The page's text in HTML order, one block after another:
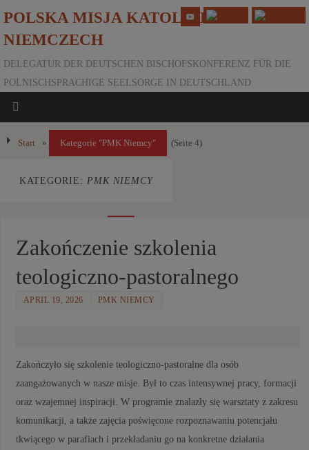
POLSKA MISJA KATOLICKA W
NIEMCZECH
DELEGATUR DER DEUTSCHEN BISCHOFSKONFERENZ FÜR DIE
POLNISCHSPRACHIGE SEELSORGE IN DEUTSCHLAND
Start » Kategorie "PMK Niemcy" (Seite 4)
KATEGORIE: PMK NIEMCY
Zakończenie szkolenia
teologiczno-pastoralnego
APRIL 19, 2026 PMK NIEMCY
Zakończyło się szkolenie teologiczno-pastoralne dla osób
zaangażowanych w nasze misje. Był to czas intensywnej pracy, formacji
oraz wzajemnej inspiracji. W programie znalazły się warsztaty z zakresu
komunikacji, a także zajęcia poświęcone rozpoznawaniu potencjału
tkwiącego w parafiach i przekładaniu go na konkretne działania
Pages: « 1 2 3 4 5 6 7 ... 37